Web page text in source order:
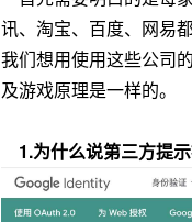
讯、淘宝、百度、网易
我们想用使用这些公司
及游戏原理是一样的。
1.为什么说第三方提